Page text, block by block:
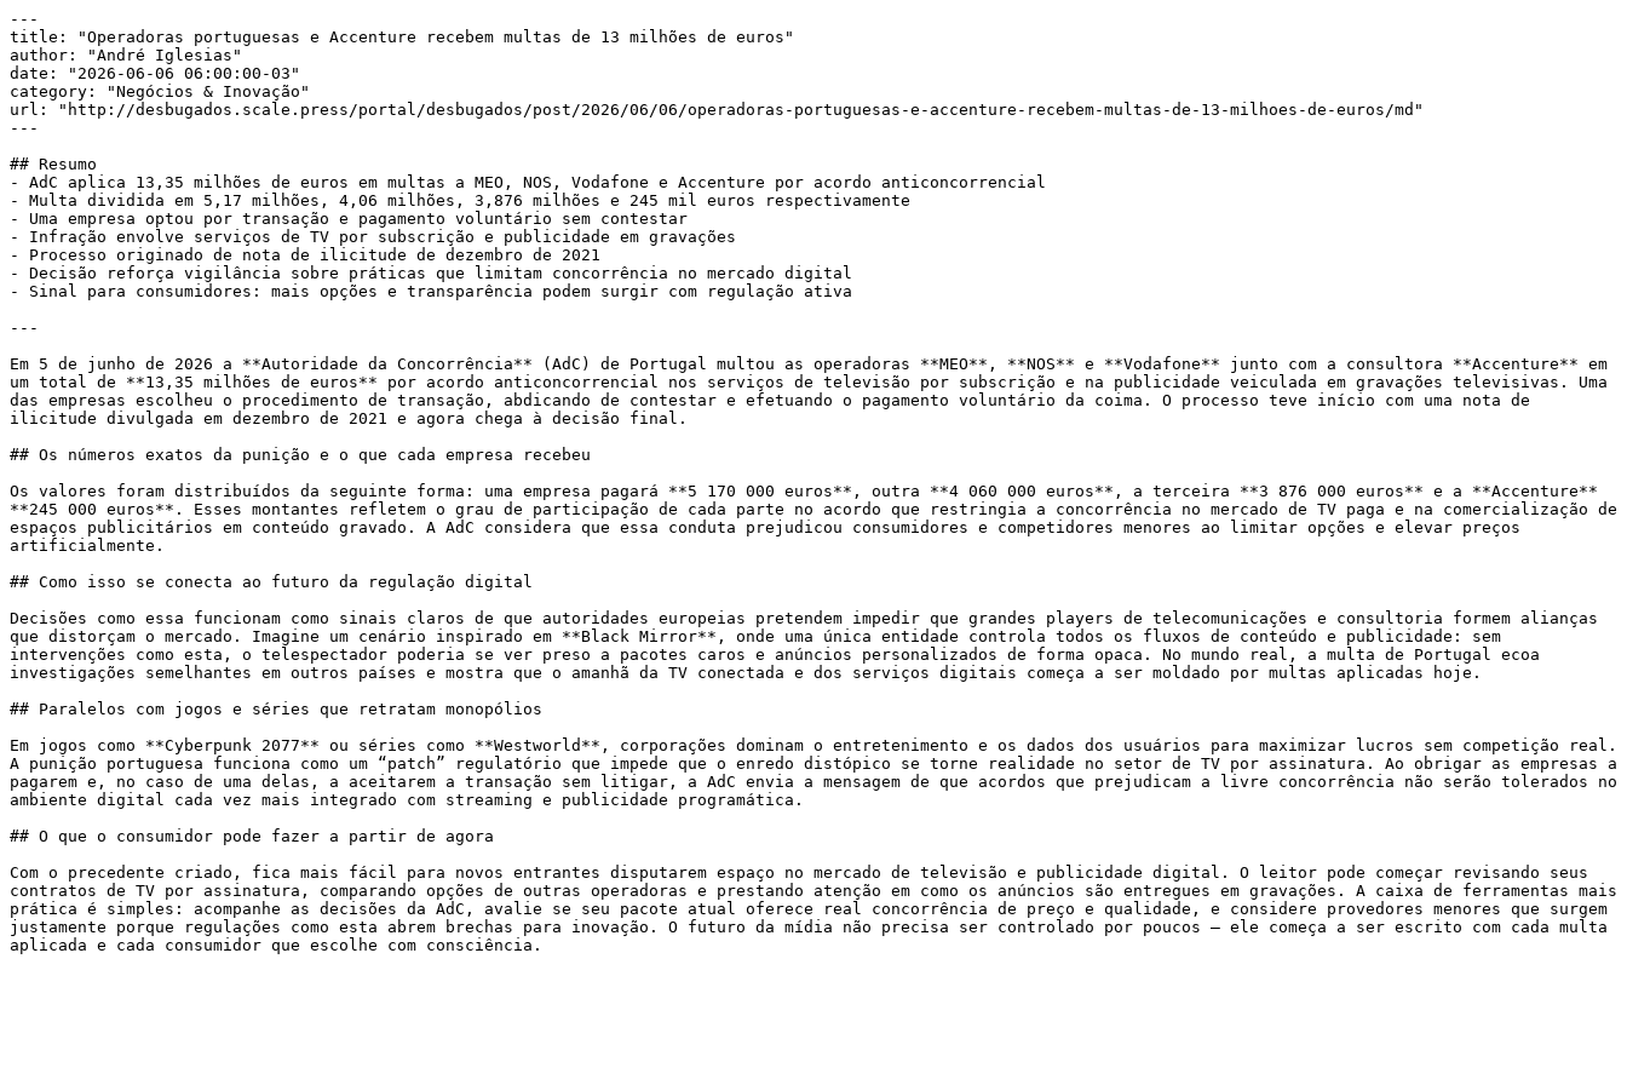
---
title: "Operadoras portuguesas e Accenture recebem multas de 13 milhões de euros"
author: "André Iglesias"
date: "2026-06-06 06:00:00-03"
category: "Negócios & Inovação"
url: "http://desbugados.scale.press/portal/desbugados/post/2026/06/06/operadoras-portuguesas-e-accenture-recebem-multas-de-13-milhoes-de-euros/md"
---
## Resumo
- AdC aplica 13,35 milhões de euros em multas a MEO, NOS, Vodafone e Accenture por acordo anticoncorrencial
- Multa dividida em 5,17 milhões, 4,06 milhões, 3,876 milhões e 245 mil euros respectivamente
- Uma empresa optou por transação e pagamento voluntário sem contestar
- Infração envolve serviços de TV por subscrição e publicidade em gravações
- Processo originado de nota de ilicitude de dezembro de 2021
- Decisão reforça vigilância sobre práticas que limitam concorrência no mercado digital
- Sinal para consumidores: mais opções e transparência podem surgir com regulação ativa
---
Em 5 de junho de 2026 a **Autoridade da Concorrência** (AdC) de Portugal multou as operadoras **MEO**, **NOS** e **Vodafone** junto com a consultora **Accenture** em
um total de **13,35 milhões de euros** por acordo anticoncorrencial nos serviços de televisão por subscrição e na publicidade veiculada em gravações televisivas. Uma
das empresas escolheu o procedimento de transação, abdicando de contestar e efetuando o pagamento voluntário da coima. O processo teve início com uma nota de
ilicitude divulgada em dezembro de 2021 e agora chega à decisão final.
## Os números exatos da punição e o que cada empresa recebeu
Os valores foram distribuídos da seguinte forma: uma empresa pagará **5 170 000 euros**, outra **4 060 000 euros**, a terceira **3 876 000 euros** e a **Accenture**
**245 000 euros**. Esses montantes refletem o grau de participação de cada parte no acordo que restringia a concorrência no mercado de TV paga e na comercialização de
espaços publicitários em conteúdo gravado. A AdC considera que essa conduta prejudicou consumidores e competidores menores ao limitar opções e elevar preços
artificialmente.
## Como isso se conecta ao futuro da regulação digital
Decisões como essa funcionam como sinais claros de que autoridades europeias pretendem impedir que grandes players de telecomunicações e consultoria formem alianças
que distorçam o mercado. Imagine um cenário inspirado em **Black Mirror**, onde uma única entidade controla todos os fluxos de conteúdo e publicidade: sem
intervenções como esta, o telespectador poderia se ver preso a pacotes caros e anúncios personalizados de forma opaca. No mundo real, a multa de Portugal ecoa
investigações semelhantes em outros países e mostra que o amanhã da TV conectada e dos serviços digitais começa a ser moldado por multas aplicadas hoje.
## Paralelos com jogos e séries que retratam monopólios
Em jogos como **Cyberpunk 2077** ou séries como **Westworld**, corporações dominam o entretenimento e os dados dos usuários para maximizar lucros sem competição real.
A punição portuguesa funciona como um “patch” regulatório que impede que o enredo distópico se torne realidade no setor de TV por assinatura. Ao obrigar as empresas a
pagarem e, no caso de uma delas, a aceitarem a transação sem litigar, a AdC envia a mensagem de que acordos que prejudicam a livre concorrência não serão tolerados no
ambiente digital cada vez mais integrado com streaming e publicidade programática.
## O que o consumidor pode fazer a partir de agora
Com o precedente criado, fica mais fácil para novos entrantes disputarem espaço no mercado de televisão e publicidade digital. O leitor pode começar revisando seus
contratos de TV por assinatura, comparando opções de outras operadoras e prestando atenção em como os anúncios são entregues em gravações. A caixa de ferramentas mais
prática é simples: acompanhe as decisões da AdC, avalie se seu pacote atual oferece real concorrência de preço e qualidade, e considere provedores menores que surgem
justamente porque regulações como esta abrem brechas para inovação. O futuro da mídia não precisa ser controlado por poucos — ele começa a ser escrito com cada multa
aplicada e cada consumidor que escolhe com consciência.